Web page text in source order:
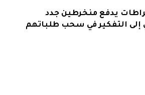
يدفع منخرطين جدد
إلى التفكير في سحب طلباتهم